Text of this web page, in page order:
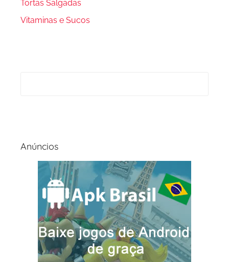
Tortas Salgadas
Vitaminas e Sucos
Anúncios